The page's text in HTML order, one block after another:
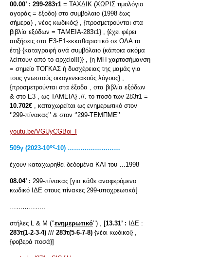
00.00’ : 299-283τ1 = ΤΑΧΔΙΚ (ΧΩΡΙΣ τιμολόγιο
αγοράς = έξοδο) στο συμβόλαιο (1998 έως
σήμερα) , νέος κωδικός} , {προσμετρούνται στα
βιβλία εξόδων = ΤΑΜΕΙΑ-283τ1} , {έχει φέρει
αυξήσεις στα Ε3-Ε1-εκκαθαριστικό σε ΟΛΑ τα
έτη} {καταγραφή ανά συμβόλαιο (κάποια ακόμα
λείπουν από το αρχείο!!!)} , (η ΜΗ χαρτοσήμανση
= σημείο ΤΟΓΚΑΣ ή δυσχέρειας της μαμάς για
τους γνωστούς οικογενειακούς λόγους} ,
{προσμετρούνται στα έξοδα , στα βιβλία εξόδων
& στο Ε3 , ως ΤΑΜΕΙΑ} .//. το ποσό των 283τ1 =
10.702€ , καταχωρείται ως ενημερωτικό στον
‘’299-πίνακας’’ & στον ‘’299-ΤΕΜΠΜΕ’’
youtu.be/VGUyCGBoi_I
509γ (2023-10ος-10) ………….…………
έχουν καταχωρηθεί δεδομένα ΚΑΙ του …1998
08.04’ : 299-πίνακας [για κάθε αναφερόμενο
κωδικό ΙΔΕ στους πίνακες 299-υποχρεωτικά]
……………..
στήλες L & M (‘’ενημερωτικό’’) , [13.31’ : ΙΔΕ :
283τ(1-2-3-4) /// 283τ(5-6-7-8) {νέοι κωδικοί} ,
{φοβερά ποσά}]